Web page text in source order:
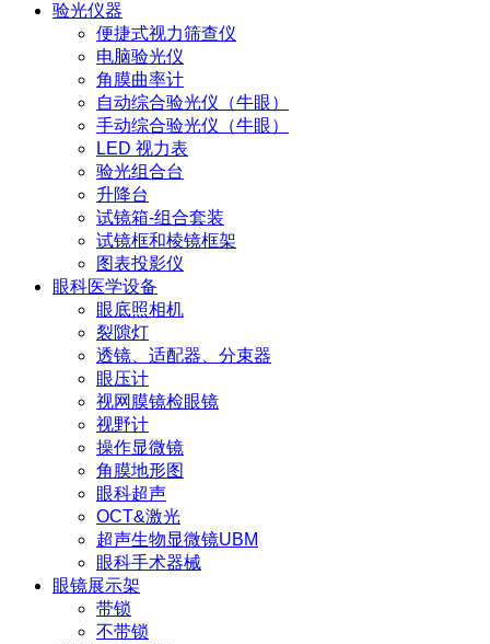
验光仪器
便捷式视力筛查仪
电脑验光仪
角膜曲率计
自动综合验光仪（牛眼）
手动综合验光仪（牛眼）
LED 视力表
验光组合台
升降台
试镜箱-组合套装
试镜框和棱镜框架
图表投影仪
眼科医学设备
眼底照相机
裂隙灯
透镜、适配器、分束器
眼压计
视网膜镜检眼镜
视野计
操作显微镜
角膜地形图
眼科超声
OCT&激光
超声生物显微镜UBM
眼科手术器械
眼镜展示架
带锁
不带锁